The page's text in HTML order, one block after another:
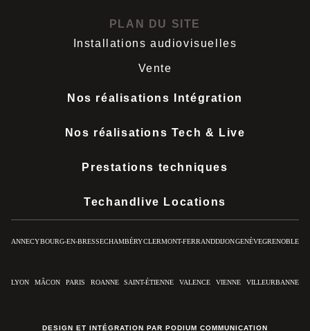
PLAN DU SITE
Installations audiovisuelles
Vente
Nos réalisations Intégration
Nos réalisations Tech & Live
Prestations techniques
Techandlive Locations
ANNECYBOURG-EN-BRESSECHAMBÉRYCLERMONT-FERRANDDIJONGENÈVEGRENOBLE
LYON MÂCON PARIS ROANNE SAINT-ÉTIENNE VALENCE VIENNE VILLEURBANNE
DESIGN ET INTÉGRATION PAR PODIUM COMMUNICATION